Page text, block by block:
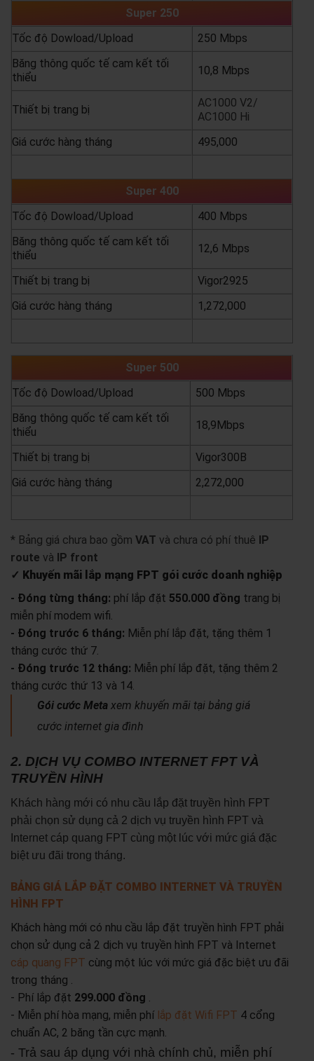
Super 250
Tốc độ Dowload/Upload
250 Mbps
Băng thông quốc tế cam kết tối
thiểu
10,8 Mbps
Thiết bị trang bị
AC1000 V2/
AC1000 Hi
Giá cước hàng tháng
495,000
Super 400
Tốc độ Dowload/Upload
400 Mbps
Băng thông quốc tế cam kết tối
thiểu
12,6 Mbps
Thiết bị trang bị
Vigor2925
Giá cước hàng tháng
1,272,000
Super 500
Tốc độ Dowload/Upload
500 Mbps
Băng thông quốc tế cam kết tối
thiểu
18,9Mbps
Thiết bị trang bị
Vigor300B
Giá cước hàng tháng
2,272,000
* Bảng giá chưa bao gồm VAT và chưa có phí thuê IP
route và IP front
✓ Khuyến mãi lắp mạng FPT gói cước doanh nghiệp
- Đóng từng tháng: phí lắp đặt 550.000 đồng trang bị
miễn phí modem wifi.
- Đóng trước 6 tháng: Miễn phí lắp đặt, tặng thêm 1
tháng cước thứ 7.
- Đóng trước 12 tháng: Miễn phí lắp đặt, tặng thêm 2
tháng cước thứ 13 và 14.
Gói cước Meta xem khuyến mãi tại bảng giá
cước internet gia đình
2. DỊCH VỤ COMBO INTERNET FPT VÀ
TRUYỀN HÌNH
Khách hàng mới có nhu cầu lắp đặt truyền hình FPT
phải chọn sử dụng cả 2 dịch vụ truyền hình FPT và
Internet cáp quang FPT cùng một lúc với mức giá đặc
biệt ưu đãi trong tháng.
BẢNG GIÁ LẮP ĐẶT COMBO INTERNET VÀ TRUYỀN
HÌNH FPT
Khách hàng mới có nhu cầu lắp đặt truyền hình FPT phải
chọn sử dụng cả 2 dịch vụ truyền hình FPT và Internet
cáp quang FPT cùng một lúc với mức giá đặc biệt ưu đãi
trong tháng .
- Phí lắp đặt 299.000 đồng .
- Miễn phí hòa mạng, miễn phí lắp đặt Wifi FPT 4 cổng
chuẩn AC, 2 băng tần cực mạnh.
- Trả sau áp dụng với nhà chính chủ, miễn phí